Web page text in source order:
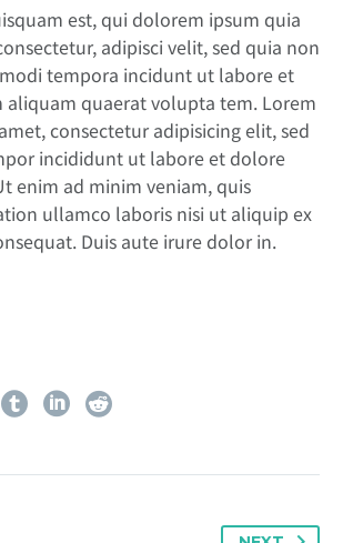
est, qui dolorem ipsum quia
adipisci velit, sed quia non
tempora incidunt ut labore et
aliquam quaerat volupta tem. Lorem
consectetur adipisicing elit, sed
incididunt ut labore et dolore
enim ad minim veniam, quis
ullamco laboris nisi ut aliquip ex
Duis aute irure dolor in.